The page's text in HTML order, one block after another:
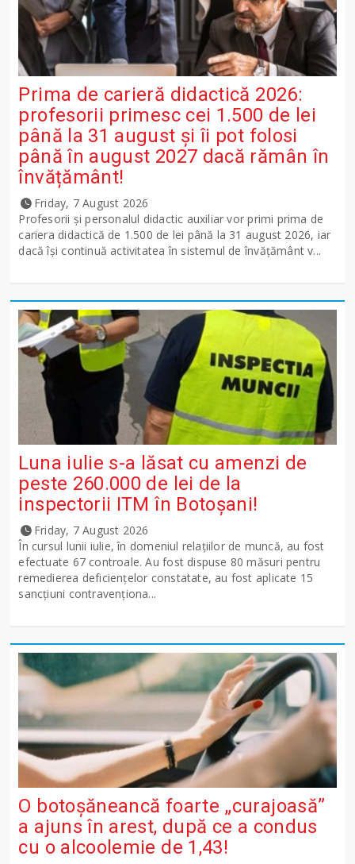
Prima de carieră didactică 2026:
profesorii primesc cei 1.500 de lei
până la 31 august și îi pot folosi
până în august 2027 dacă rămân în
învățământ!
Friday, 7 August 2026
Profesorii și personalul didactic auxiliar vor primi prima de
cariera didactică de 1.500 de lei până la 31 august 2026, iar
dacă își continuă activitatea în sistemul de învățământ v...
Luna iulie s-a lăsat cu amenzi de
peste 260.000 de lei de la
inspectorii ITM în Botoșani!
Friday, 7 August 2026
În cursul lunii iulie, în domeniul relațiilor de muncă, au fost
efectuate 67 controale. Au fost dispuse 80 măsuri pentru
remedierea deficiențelor constatate, au fost aplicate 15
sancţiuni contravenționa...
O botoșăneancă foarte „curajoasă”
a ajuns în arest, după ce a condus
cu o alcoolemie de 1,43!